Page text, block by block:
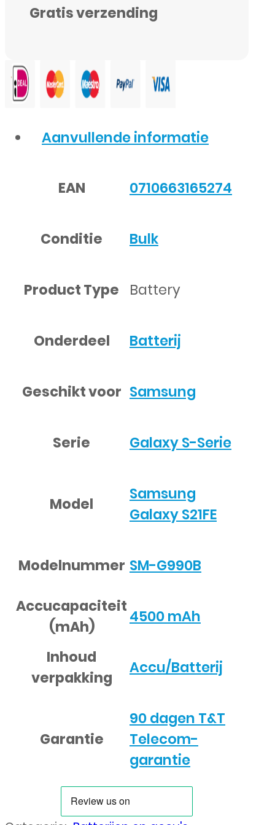
26409A)
4500
aantal
Gratis verzending
Aanvullende informatie
EAN 0710663165274
Conditie Bulk
Product Type Battery
Onderdeel Batterij
Geschikt voor Samsung
Serie Galaxy S-Serie
Model
Samsung
Galaxy S21FE
Modelnummer SM-G990B
Accucapaciteit
(mAh)
4500 mAh
Inhoud
verpakking
Accu/Batterij
Garantie
90 dagen T&T
Telecom-
garantie